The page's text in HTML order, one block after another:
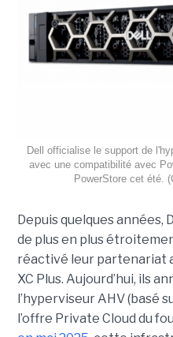
Dell officialise le support de
avec une compatibilité avec
PowerStore cet été.
Depuis quelques
de plus en plus
réactivé leur partenariat
XC Plus. Aujourd’hui, ils
l’hyperviseur AHV (basé
l’offre Private Cloud du